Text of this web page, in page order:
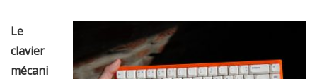
Le
clavier
mécani